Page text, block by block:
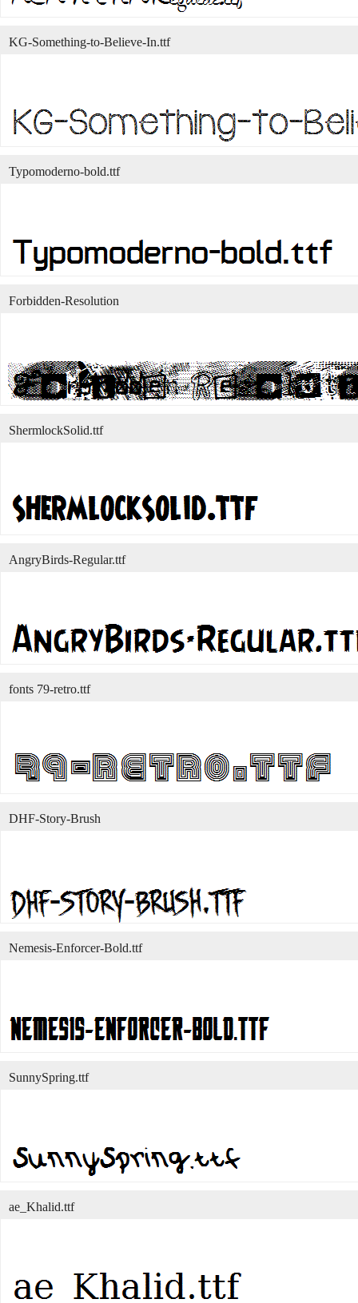
KG-Something-to-Believe-In.ttf
Typomoderno-bold.ttf
Forbidden-Resolution
ShermlockSolid.ttf
AngryBirds-Regular.ttf
fonts 79-retro.ttf
DHF-Story-Brush
Nemesis-Enforcer-Bold.ttf
SunnySpring.ttf
ae_Khalid.ttf